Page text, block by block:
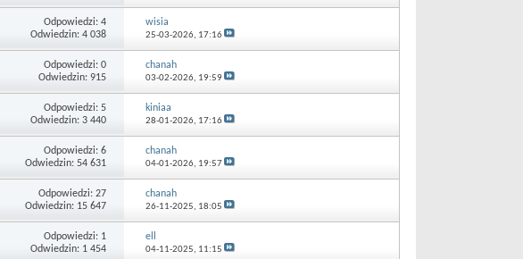
Odpowiedzi: 4
Odwiedzin: 4 038
wisia
25-03-2026, 17:16
Odpowiedzi: 0
Odwiedzin: 915
chanah
03-02-2026, 19:59
Odpowiedzi: 5
Odwiedzin: 3 440
kiniaa
28-01-2026, 17:16
Odpowiedzi: 6
Odwiedzin: 54 631
chanah
04-01-2026, 19:57
Odpowiedzi: 27
Odwiedzin: 15 647
chanah
26-11-2025, 18:05
Odpowiedzi: 1
Odwiedzin: 1 454
ell
04-11-2025, 11:15